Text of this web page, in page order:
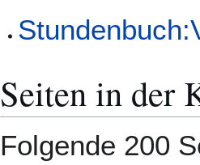
Seiten in der
Folgende 200